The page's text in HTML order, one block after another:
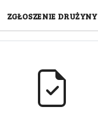
ZGŁOSZENIE DRUŻYNY